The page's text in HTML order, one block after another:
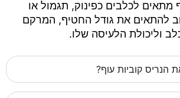
מתאים לכלבים כפינוק, תגמול או
להתאים את גודל החטיף, המרקם
וליכולת הלעיסה שלו.
הנריס קוביות עוף?